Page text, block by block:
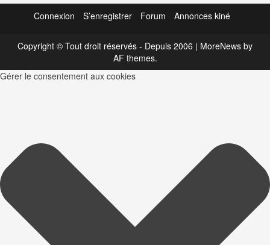
Connexion S’enregistrer Forum Annonces kiné
Copyright © Tout droit réservés - Depuis 2006 | MoreNews by
AF themes.
Gérer le consentement aux cookies